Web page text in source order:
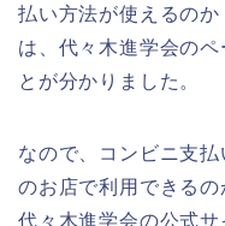
払い方法が使えるの
は、代々木進学会の
とが分かりました。
なので、コンビニ支
のお店で利用できるの
代々木進学会の公式